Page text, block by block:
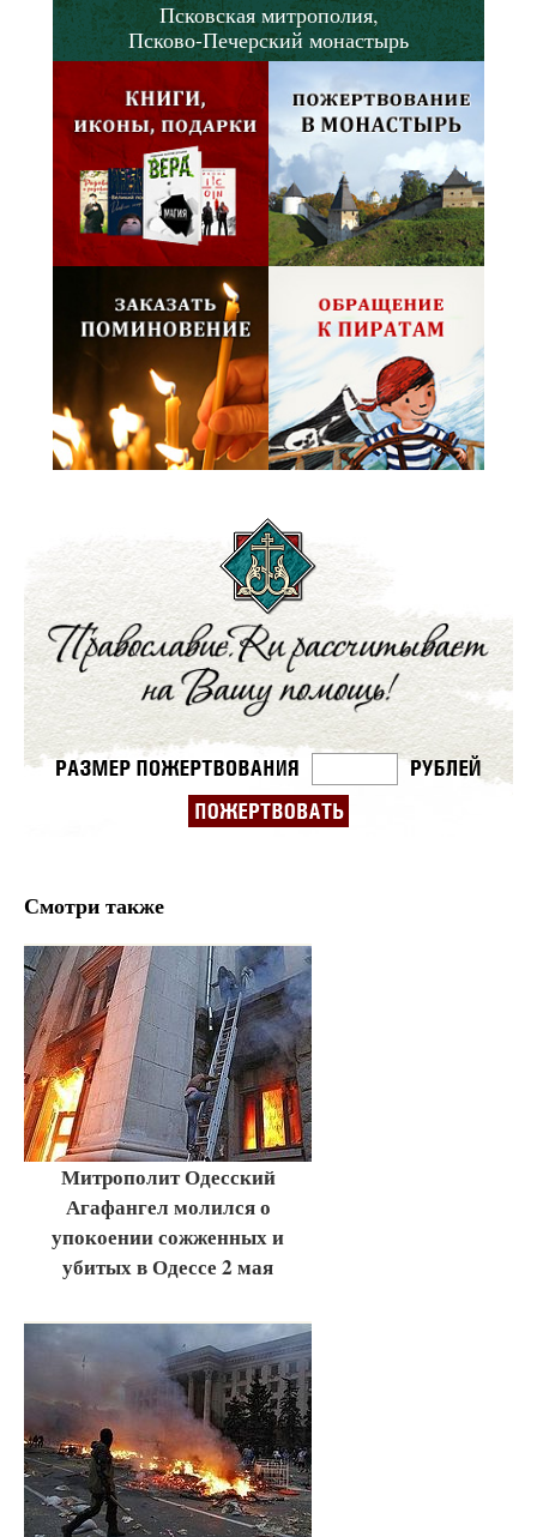
Псковская митрополия,
Псково-Печерский монастырь
Смотри также
Митрополит Одесский
Агафангел молился о
упокоении сожженных и
убитых в Одессе 2 мая